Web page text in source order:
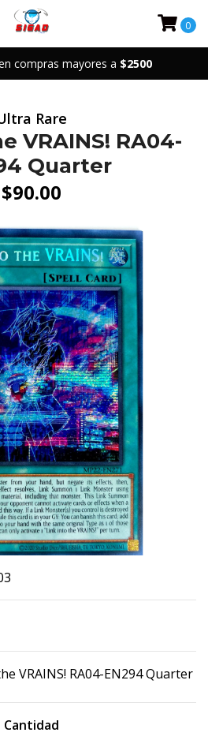
compras mayores a $2500
0
Rare
VRAINS! RA04-
Quarter
$90.00
VRAINS! RA04-EN294 Quarter
Cantidad